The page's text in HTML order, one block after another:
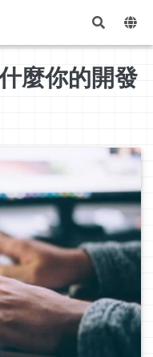
麼你的開發